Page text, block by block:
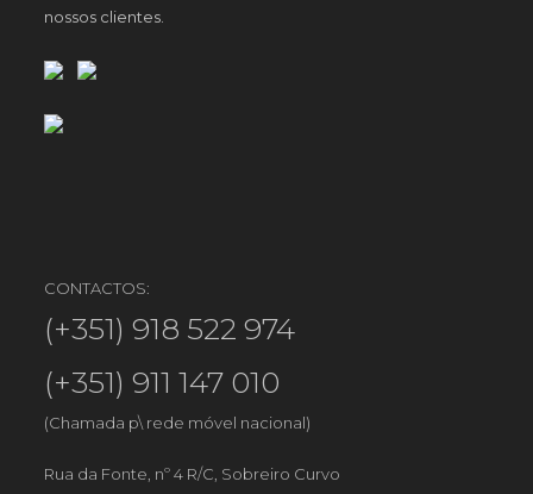
nossos clientes.
CONTACTOS:
(+351) 918 522 974
(+351) 911 147 010
(Chamada p\ rede móvel nacional)
Rua da Fonte, nº 4 R/C, Sobreiro Curvo